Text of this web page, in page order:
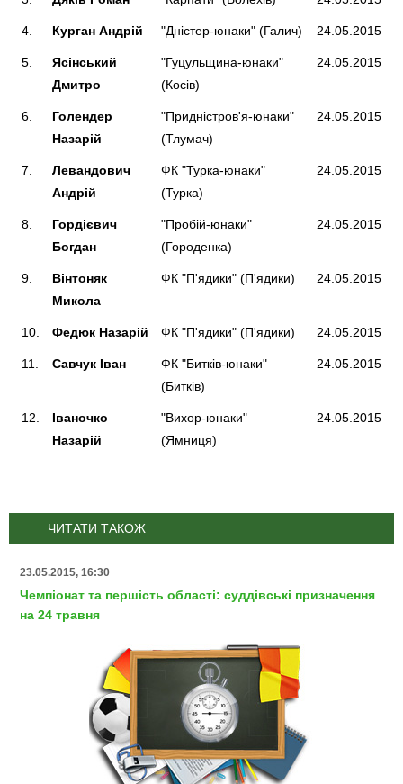
4. Курган Андрій "Дністер-юнаки" (Галич) 24.05.2015
5.
Ясінський
Дмитро
"Гуцульщина-юнаки"
(Косів)
24.05.2015
6.
Голендер
Назарій
"Придністров'я-юнаки"
(Тлумач)
24.05.2015
7.
Левандович
Андрій
ФК "Турка-юнаки"
(Турка)
24.05.2015
8.
Гордієвич
Богдан
"Пробій-юнаки"
(Городенка)
24.05.2015
9.
Вінтоняк
Микола
ФК "П'ядики" (П'ядики) 24.05.2015
10. Федюк Назарій ФК "П'ядики" (П'ядики) 24.05.2015
11. Савчук Іван
ФК "Битків-юнаки"
(Битків)
24.05.2015
12.
Іваночко
Назарій
"Вихор-юнаки"
(Ямниця)
24.05.2015
ЧИТАТИ ТАКОЖ
23.05.2015, 16:30
Чемпіонат та першість області: суддівські призначення
на 24 травня